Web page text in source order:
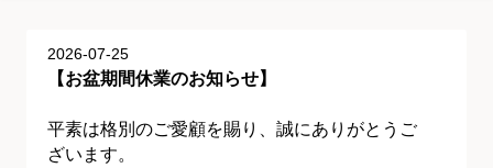
2026-07-25
【お盆期間休業のお知らせ】
平素は格別のご愛顧を賜り、誠にありがとうご
ざいます。